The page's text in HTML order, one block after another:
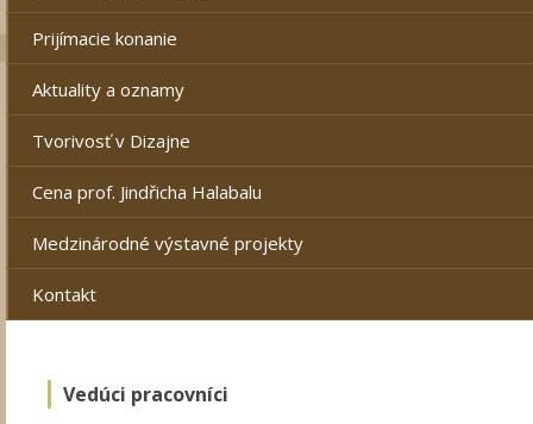
Prijímacie konanie
Aktuality a oznamy
Tvorivosť v Dizajne
Cena prof. Jindřicha Halabalu
Medzinárodné výstavné projekty
Kontakt
Vedúci pracovníci